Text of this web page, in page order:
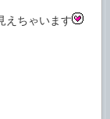
えちゃいます